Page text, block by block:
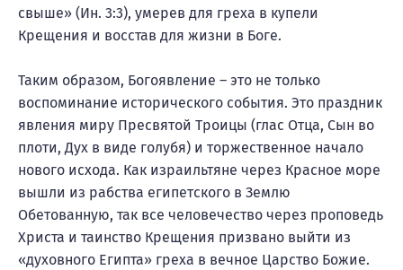
свыше» (Ин. 3:3), умерев для греха в купели
Крещения и восстав для жизни в Боге.
Таким образом, Богоявление – это не только
воспоминание исторического события. Это праздник
явления миру Пресвятой Троицы (глас Отца, Сын во
плоти, Дух в виде голубя) и торжественное начало
нового исхода. Как израильтяне через Красное море
вышли из рабства египетского в Землю
Обетованную, так все человечество через проповедь
Христа и таинство Крещения призвано выйти из
«духовного Египта» греха в вечное Царство Божие.